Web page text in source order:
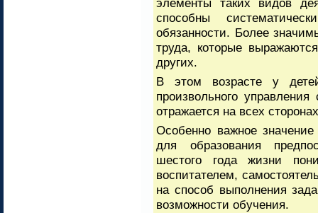
элементы таких видов
способны
обязанности. Более
труда, которые
других.
В этом возрасте у
произвольного
отражается на всех
Особенно важное
для образования
шестого года жизни
воспитателем,
на способ выполнения
возможности обучения.